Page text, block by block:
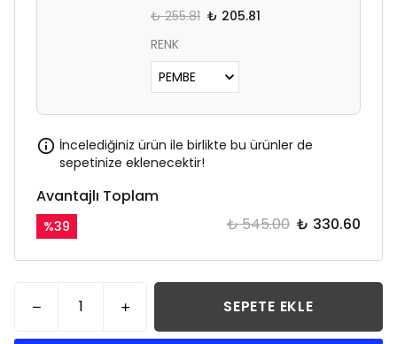
₺ 255.81 ₺ 205.81
RENK
İncelediğiniz ürün ile birlikte bu ürünler de
sepetinize eklenecektir!
Avantajlı Toplam
%39 ₺ 545.00 ₺ 330.60
SEPETE EKLE